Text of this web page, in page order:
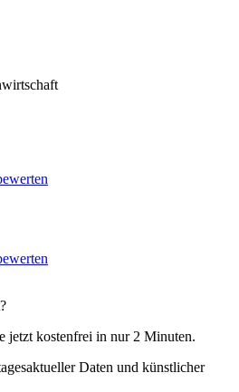
jetzt kostenfrei in nur 2 Minuten.
Daten und künstlicher